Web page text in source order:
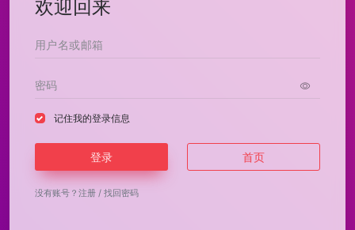
欢迎回来
记住我的登录信息
登录 首页
没有账号？ 注册 / 找回密码